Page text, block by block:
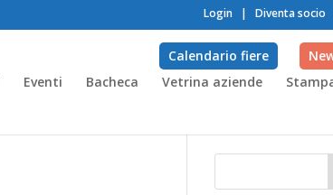
Login | Diventa socio
Eventi Bacheca Vetrina aziende
Calendario fiere